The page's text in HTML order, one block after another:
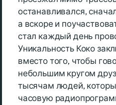
останавливался,
а вскоре и
стал каждый день
Уникальность Коко
вместо того, чтобы
небольшим кругом
тысячам людей,
часовую